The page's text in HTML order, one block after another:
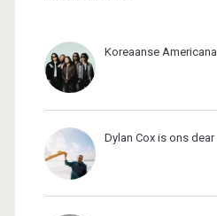
Koreaanse Americana
Dylan Cox is ons dear